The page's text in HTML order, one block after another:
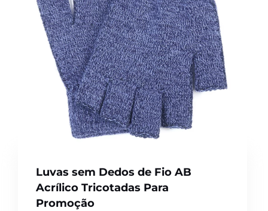
Luvas sem Dedos de Fio AB
Acrílico Tricotadas Para
Promoção